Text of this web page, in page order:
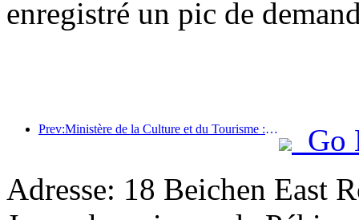
enregistré un pic de
Prev:Ministère de la Culture et du Tourisme : Renforcer la gestion de la qualité des attractions touristiques et améliorer le niveau de service des sites pittoresques
Go
Adresse: 18 Beichen East